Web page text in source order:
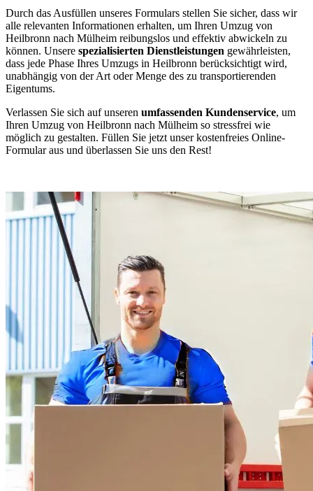
Durch das Ausfüllen unseres Formulars stellen Sie sicher, dass wir
alle relevanten Informationen erhalten, um Ihren Umzug von
Heilbronn nach Mülheim reibungslos und effektiv abwickeln zu
können. Unsere spezialisierten Dienstleistungen gewährleisten,
dass jede Phase Ihres Umzugs in Heilbronn berücksichtigt wird,
unabhängig von der Art oder Menge des zu transportierenden
Eigentums.
Verlassen Sie sich auf unseren umfassenden Kundenservice, um
Ihren Umzug von Heilbronn nach Mülheim so stressfrei wie
möglich zu gestalten. Füllen Sie jetzt unser kostenfreies Online-
Formular aus und überlassen Sie uns den Rest!